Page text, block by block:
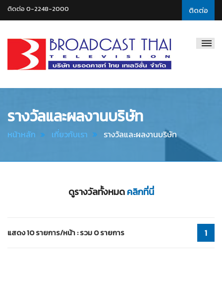
ติดต่อ
ติดต่อ 0-2248-2000
Thai
รางวัลและผลงานบริษัท
หน้าหลัก เกี่ยวกับเรา รางวัลและผลงานบริษัท
ดูรางวัลทั้งหมดคลิกที่นี่
แสดง 10 รายการ/หน้า : รวม 0 รายการ 1